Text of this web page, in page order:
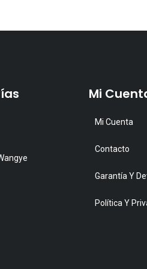
Mi
Mi Cuenta
Contacto
Garantía Y
Política Y